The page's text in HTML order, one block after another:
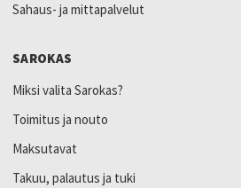
Sahaus- ja mittapalvelut
SAROKAS
Miksi valita Sarokas?
Toimitus ja nouto
Maksutavat
Takuu, palautus ja tuki